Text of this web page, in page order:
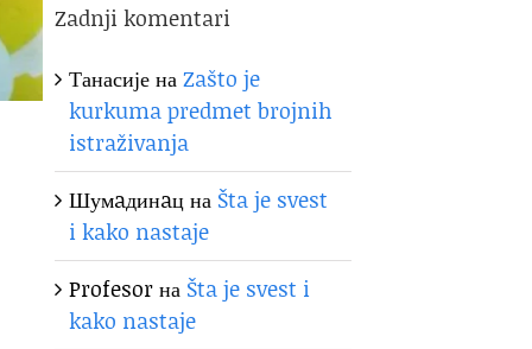
Zadnji komentari
ТанасијенаZašto je
kurkuma predmet brojnih
istraživanja
Шумaдинaцна Šta je svest
i kako nastaje
Profesorна Šta je svest i
kako nastaje